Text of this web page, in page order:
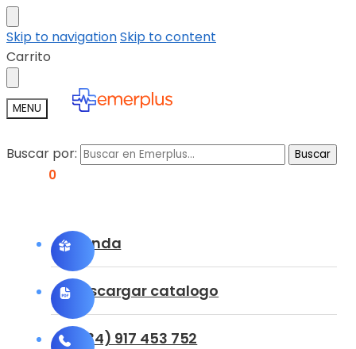
Skip to navigationSkip to content
Carrito
MENU
Buscar por: Buscar
0
Tienda
Descargar catalogo
(+34) 917 453 752